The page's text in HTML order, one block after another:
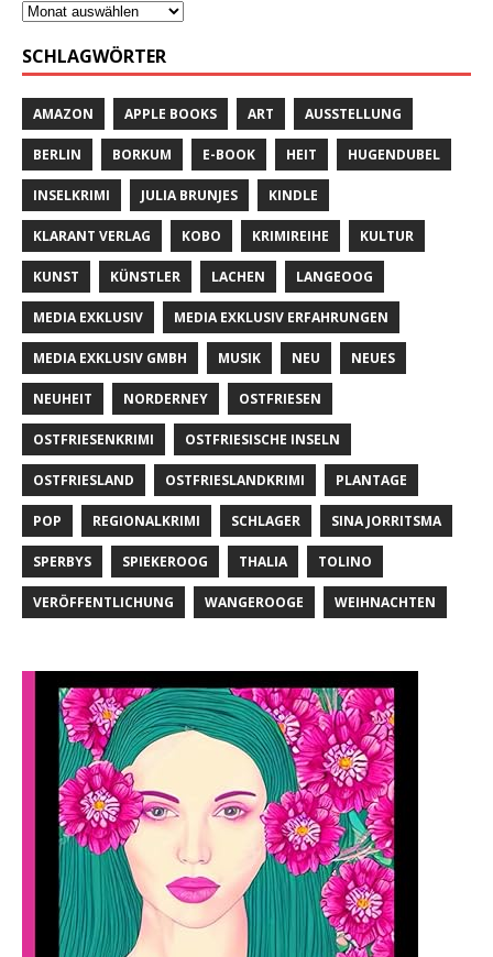
SCHLAGWÖRTER
AMAZON APPLE BOOKS ART AUSSTELLUNG
BERLIN BORKUM E-BOOK HEIT HUGENDUBEL
INSELKRIMI JULIA BRUNJES KINDLE
KLARANT VERLAG KOBO KRIMIREIHE KULTUR
KUNST KÜNSTLER LACHEN LANGEOOG
MEDIA EXKLUSIV MEDIA EXKLUSIV ERFAHRUNGEN
MEDIA EXKLUSIV GMBH MUSIK NEU NEUES
NEUHEIT NORDERNEY OSTFRIESEN
OSTFRIESENKRIMI OSTFRIESISCHE INSELN
OSTFRIESLAND OSTFRIESLANDKRIMI PLANTAGE
POP REGIONALKRIMI SCHLAGER SINA JORRITSMA
SPERBYS SPIEKEROOG THALIA TOLINO
VERÖFFENTLICHUNG WANGEROOGE WEIHNACHTEN